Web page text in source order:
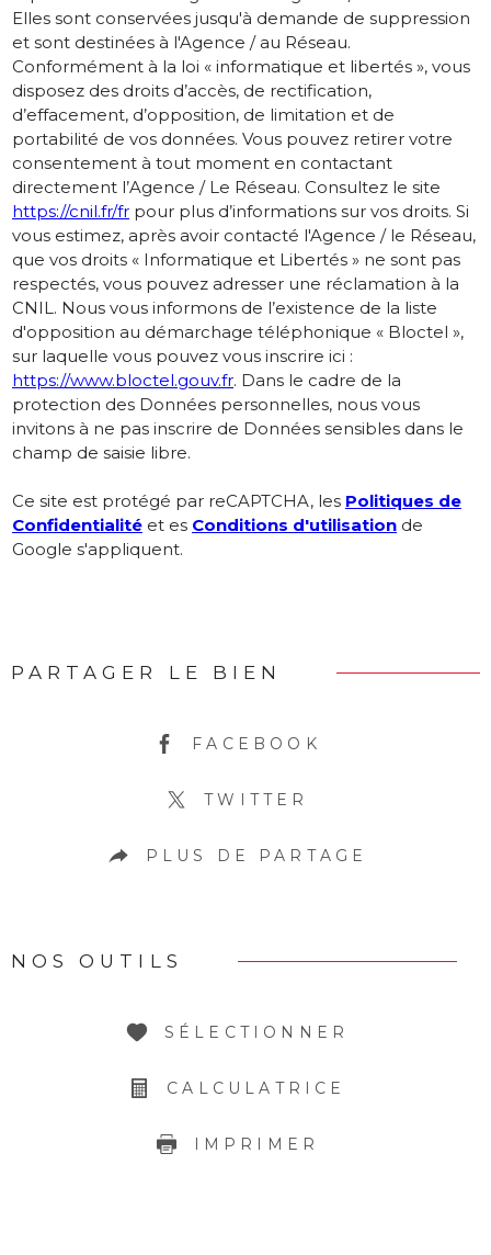
Elles sont conservées jusqu'à demande de suppression
et sont destinées à l'Agence / au Réseau.
Conformément à la loi « informatique et libertés », vous
disposez des droits d’accès, de rectification,
d’effacement, d’opposition, de limitation et de
portabilité de vos données. Vous pouvez retirer votre
consentement à tout moment en contactant
directement l’Agence / Le Réseau. Consultez le site
https://cnil.fr/fr pour plus d’informations sur vos droits. Si
vous estimez, après avoir contacté l'Agence / le Réseau,
que vos droits « Informatique et Libertés » ne sont pas
respectés, vous pouvez adresser une réclamation à la
CNIL. Nous vous informons de l’existence de la liste
d'opposition au démarchage téléphonique « Bloctel »,
sur laquelle vous pouvez vous inscrire ici :
https://www.bloctel.gouv.fr. Dans le cadre de la
protection des Données personnelles, nous vous
invitons à ne pas inscrire de Données sensibles dans le
champ de saisie libre.
Ce site est protégé par reCAPTCHA, les Politiques de
Confidentialité et es Conditions d'utilisation de
Google s'appliquent.
PARTAGER LE BIEN
FACEBOOK
TWITTER
PLUS DE PARTAGE
NOS OUTILS
SÉLECTIONNER
CALCULATRICE
IMPRIMER